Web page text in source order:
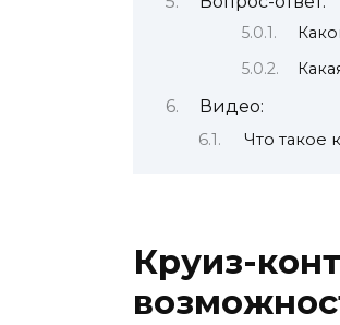
Видео:
Что такое
Круиз-